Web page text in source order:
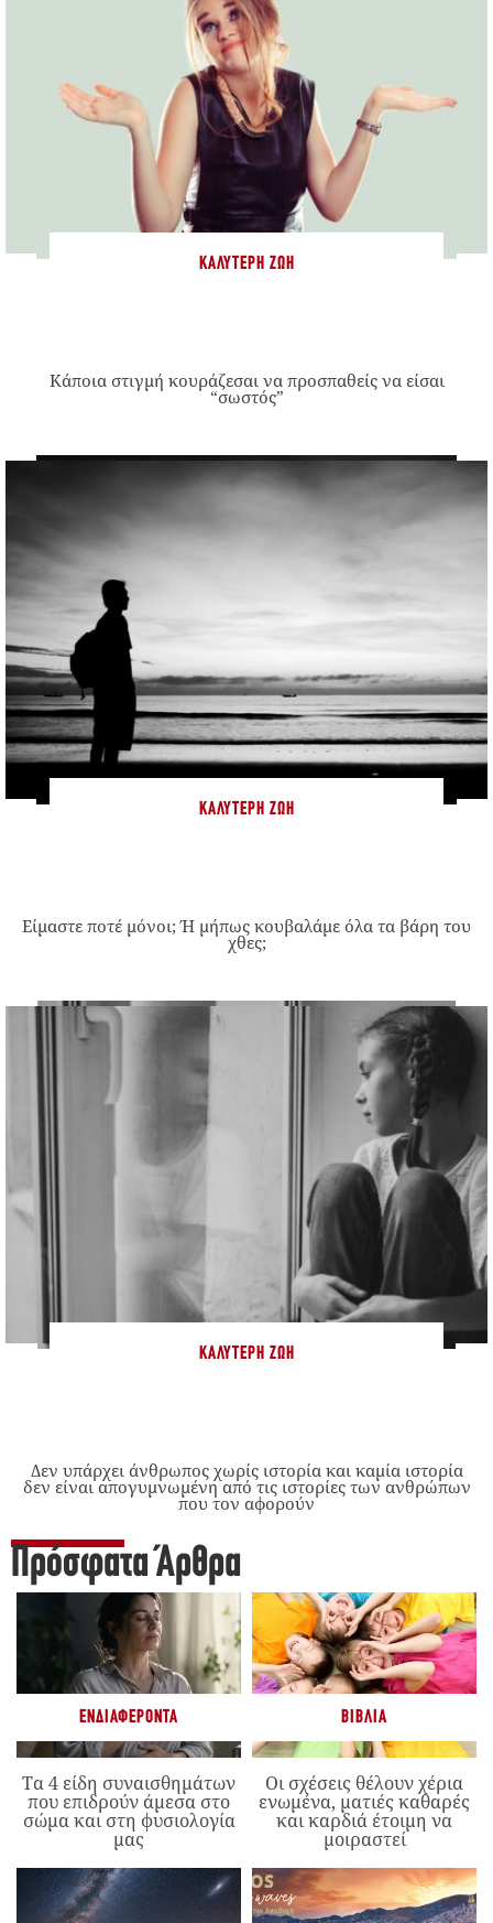
ΚΑΛΎΤΕΡΗ ΖΩΉ
Κάποια στιγμή κουράζεσαι να προσπαθείς να είσαι
“σωστός”
ΚΑΛΎΤΕΡΗ ΖΩΉ
Είμαστε ποτέ μόνοι; Ή μήπως κουβαλάμε όλα τα βάρη του
χθες;
ΚΑΛΎΤΕΡΗ ΖΩΉ
Δεν υπάρχει άνθρωπος χωρίς ιστορία και καμία ιστορία
δεν είναι απογυμνωμένη από τις ιστορίες των ανθρώπων
που τον αφορούν
Πρόσφατα Άρθρα
ΕΝΔΙΑΦΈΡΟΝΤΑ
Τα 4 είδη συναισθημάτων
που επιδρούν άμεσα στο
σώμα και στη φυσιολογία
μας
ΒΙΒΛΊΑ
Οι σχέσεις θέλουν χέρια
ενωμένα, ματιές καθαρές
και καρδιά έτοιμη να
μοιραστεί